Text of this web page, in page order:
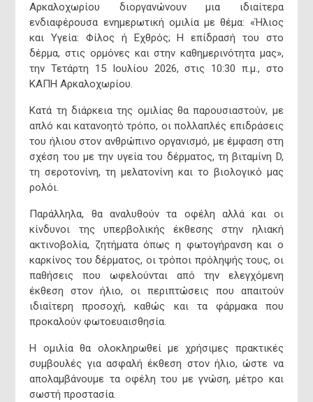
Αρκαλοχωρίου διοργανώνουν μια ιδιαίτερα
ενδιαφέρουσα ενημερωτική ομιλία με θέμα: «Ήλιος
και Υγεία: Φίλος ή Εχθρός; Η επίδρασή του στο
δέρμα, στις ορμόνες και στην καθημερινότητα μας»,
την Τετάρτη 15 Ιουλίου 2026, στις 10:30 π.μ., στο
ΚΑΠΗ Αρκαλοχωρίου.
Κατά τη διάρκεια της ομιλίας θα παρουσιαστούν, με
απλό και κατανοητό τρόπο, οι πολλαπλές επιδράσεις
του ήλιου στον ανθρώπινο οργανισμό, με έμφαση στη
σχέση του με την υγεία του δέρματος, τη βιταμίνη D,
τη σεροτονίνη, τη μελατονίνη και το βιολογικό μας
ρολόι.
Παράλληλα, θα αναλυθούν τα οφέλη αλλά και οι
κίνδυνοι της υπερβολικής έκθεσης στην ηλιακή
ακτινοβολία, ζητήματα όπως η φωτογήρανση και ο
καρκίνος του δέρματος, οι τρόποι πρόληψής τους, οι
παθήσεις που ωφελούνται από την ελεγχόμενη
έκθεση στον ήλιο, οι περιπτώσεις που απαιτούν
ιδιαίτερη προσοχή, καθώς και τα φάρμακα που
προκαλούν φωτοευαισθησία.
Η ομιλία θα ολοκληρωθεί με χρήσιμες πρακτικές
συμβουλές για ασφαλή έκθεση στον ήλιο, ώστε να
απολαμβάνουμε τα οφέλη του με γνώση, μέτρο και
σωστή προστασία.
Δήμαρχος